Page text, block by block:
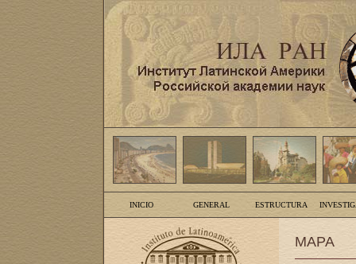
INICIO GENERAL ESTRUCTURA
MAPA